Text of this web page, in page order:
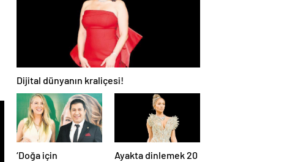
Dijital dünyanın kraliçesi!
‘Doğa için
Ayakta dinlemek 20